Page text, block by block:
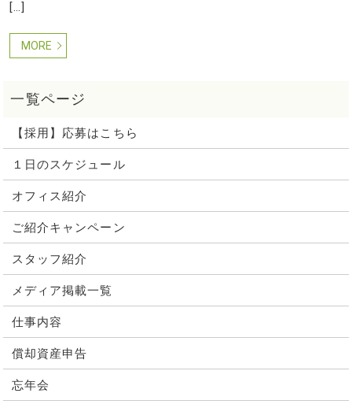
[…]
MORE
【採用】応募はこちら
１日のスケジュール
オフィス紹介
ご紹介キャンペーン
スタッフ紹介
メディア掲載一覧
仕事内容
償却資産申告
忘年会